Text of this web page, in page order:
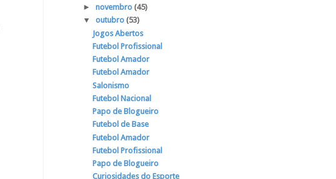
► novembro (45)
▼ outubro (53)
Jogos Abertos
Futebol Profissional
Futebol Amador
Futebol Amador
Salonismo
Futebol Nacional
Papo de Blogueiro
Futebol de Base
Futebol Amador
Futebol Profissional
Papo de Blogueiro
Curiosidades do Esporte